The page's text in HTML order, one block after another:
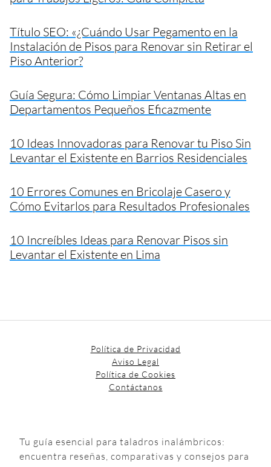
Título SEO: «¿Cuándo Usar Pegamento en la
Instalación de Pisos para Renovar sin Retirar el
Piso Anterior?
Guía Segura: Cómo Limpiar Ventanas Altas en
Departamentos Pequeños Eficazmente
10 Ideas Innovadoras para Renovar tu Piso Sin
Levantar el Existente en Barrios Residenciales
10 Errores Comunes en Bricolaje Casero y
Cómo Evitarlos para Resultados Profesionales
10 Increíbles Ideas para Renovar Pisos sin
Levantar el Existente en Lima
Política de Privacidad
Aviso Legal
Política de Cookies
Contáctanos
Tu guía esencial para taladros inalámbricos:
encuentra reseñas, comparativas y consejos para